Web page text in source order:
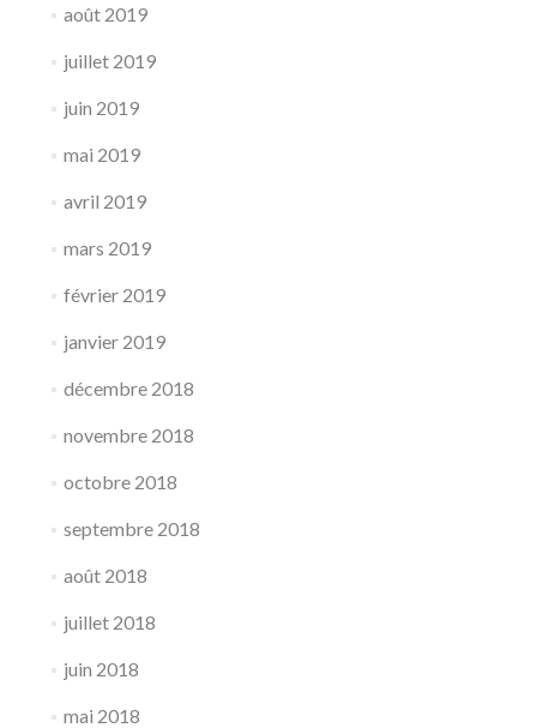
août 2019
juillet 2019
juin 2019
mai 2019
avril 2019
mars 2019
février 2019
janvier 2019
décembre 2018
novembre 2018
octobre 2018
septembre 2018
août 2018
juillet 2018
juin 2018
mai 2018